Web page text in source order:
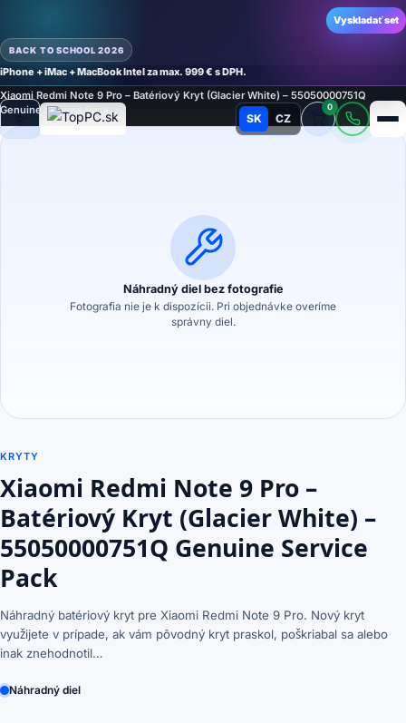
BACK TO SCHOOL 2026
iPhone + iMac + MacBook Intel za max. 999 € s DPH.
Vyskladať set
Režim
SK CZ
0
Xiaomi Redmi Note 9 Pro – Batériový Kryt (Glacier White) – 55050000751Q
Genuine Service Pack
Náhradný diel bez fotografie
Fotografia nie je k dispozícii. Pri objednávke overíme
správny diel.
KRYTY
Xiaomi Redmi Note 9 Pro –
Batériový Kryt (Glacier White) –
55050000751Q Genuine Service
Pack
Náhradný batériový kryt pre Xiaomi Redmi Note 9 Pro. Nový kryt
využijete v prípade, ak vám pôvodný kryt praskol, poškriabal sa alebo
inak znehodnotil…
Náhradný diel